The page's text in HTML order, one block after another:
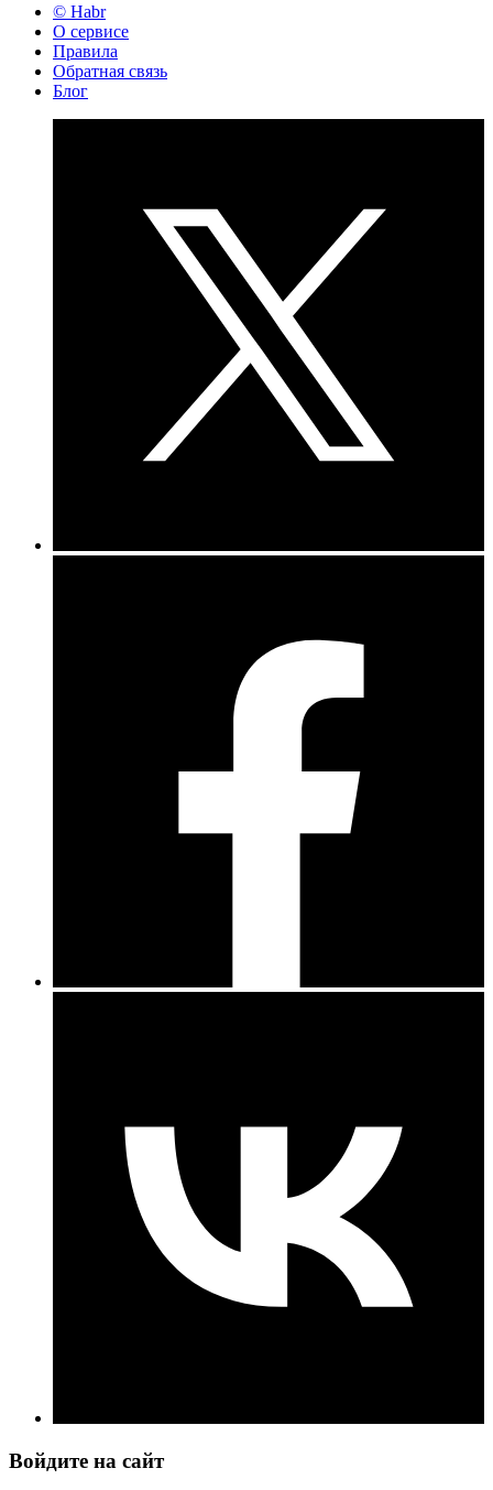
© Habr
О сервисе
Правила
Обратная связь
Блог
Войдите на сайт